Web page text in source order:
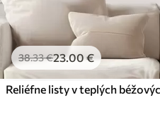
38.33€23.00€